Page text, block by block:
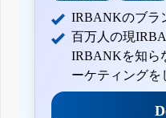
IRBANKのブラ
百万人の現
IRBANKを知ら
ーケティングを